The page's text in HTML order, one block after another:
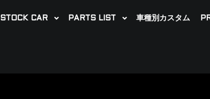
STOCK CAR PARTS LIST 車種別カスタム